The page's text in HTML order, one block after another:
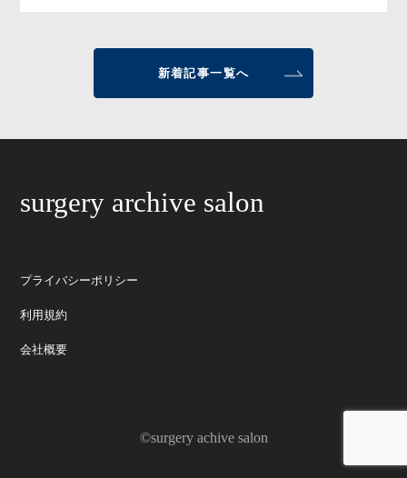
新着記事一覧へ
surgery archive salon
プライバシーポリシー
利用規約
会社概要
©surgery achive salon